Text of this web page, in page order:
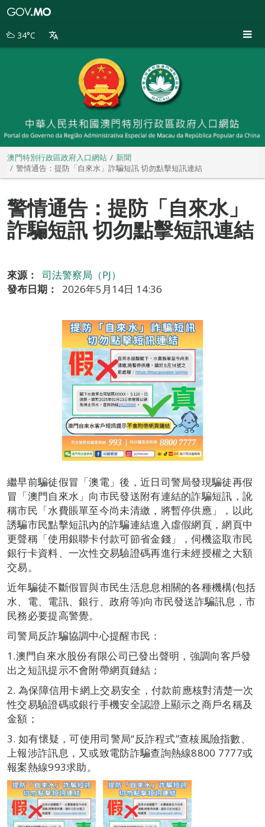
別
34°C
澳門特別行政區政府入口網站
新聞
警情通告：提防「自來水」詐騙短訊 切勿點擊短訊連結
警情通告：提防「自來水」
詐騙短訊 切勿點擊短訊連結
來源：
司法警察局（PJ）
發布日期：
2026年5月14日 14:36
繼早前騙徒假冒「澳電」後，近日司警局發現騙徒再假
冒「澳門自來水」向市民發送附有連結的詐騙短訊，訛
稱市民「水費賬單至今尚未清繳，將暫停供應」，以此
誘騙市民點擊短訊內的詐騙連結進入虛假網頁，網頁中
更聲稱「使用銀聯卡付款可節省金錢」，伺機盜取市民
銀行卡資料、一次性交易驗證碼再進行未經授權之大額
交易。
近年騙徒不斷假冒與市民生活息息相關的各種機構(包括
水、電、電訊、銀行、政府等)向市民發送詐騙訊息，市
民務必要提高警覺。
司警局反詐騙協調中心提醒市民：
1.澳門自來水股份有限公司已發出聲明，強調向客戶發
出之短訊提示不會附帶網頁鏈結；
2. 為保障信用卡網上交易安全，付款前應核對清楚一次
性交易驗證碼或銀行手機安全認證上顯示之商戶名稱及
金額；
3. 如有懷疑，可使用司警局“反詐程式”查核風險指數、
上報涉詐訊息，又或致電防詐騙查詢熱線8800 7777或
報案熱線993求助。